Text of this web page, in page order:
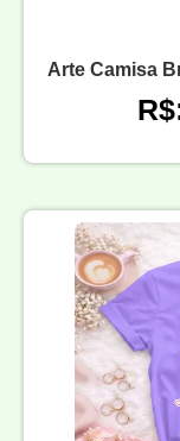
Arte Camisa